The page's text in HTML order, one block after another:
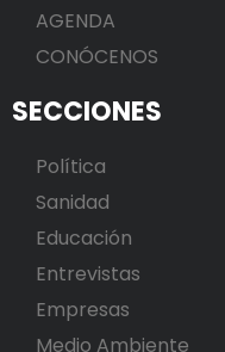
AGENDA
CONÓCENOS
SECCIONES
Política
Sanidad
Educación
Entrevistas
Empresas
Medio Ambiente